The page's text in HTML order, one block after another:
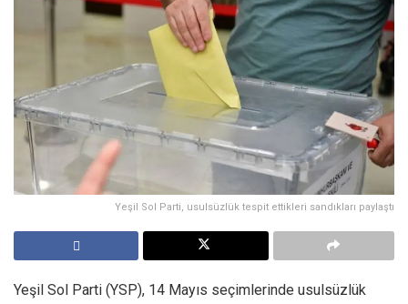
Yeşil Sol Parti, usulsüzlük tespit ettikleri sandıkları paylaştı
Yeşil Sol Parti (YSP), 14 Mayıs seçimlerinde usulsüzlük